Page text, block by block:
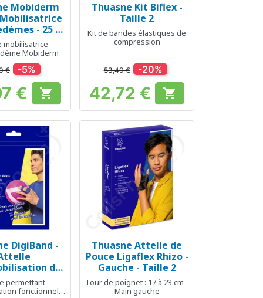
rapide
Mobiderm
- 25 x
de 5 x 5
mm
mobilisatrice
Mobiderm
€ -5%
Prix
€ 
Aperçu rapide
Thuasne Kit Biflex -
Taille 2
Kit de bandes élastiques de
compression
53,40 € -20%
Prix
42,72 € 
rapide
DigiBand -
de
x 2 pièces
permettant
fonctionnelle
Aperçu rapide
Thuasne Attelle de
Pouce Ligaflex Rhizo -
Gauche - Taille 2
Tour de poignet : 17 à 23 cm -
Main gauche